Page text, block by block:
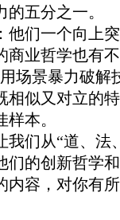
的五分之一。
他们一个向上
商业哲学也有
场景暴力破解
相似又对立的
本。
我们从“道、法
们的创新哲学
内容，对你有所